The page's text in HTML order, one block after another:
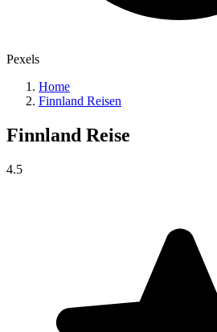
Pexels
Home
Finnland Reisen
Finnland Reise
4.5